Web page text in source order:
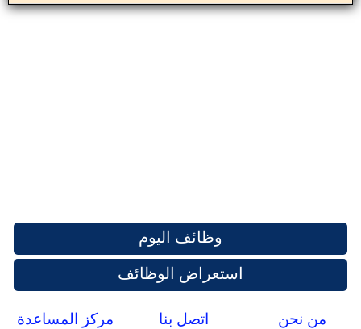
وظائف اليوم
استعراض الوظائف
من نحن اتصل بنا مركز المساعدة